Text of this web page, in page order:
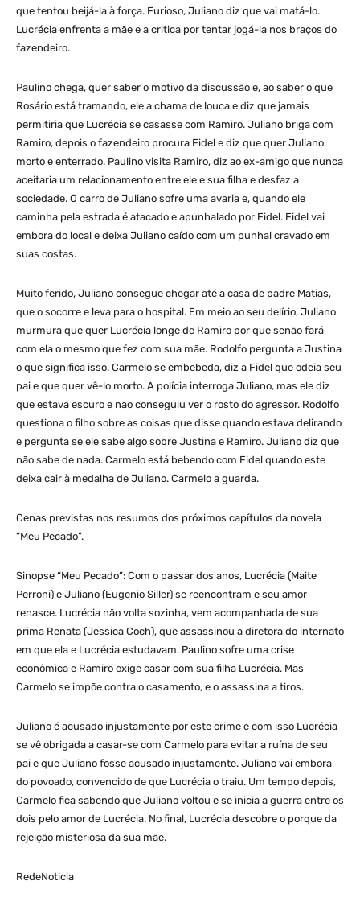
que tentou beijá-la à força. Furioso, Juliano diz que vai matá-lo.
Lucrécia enfrenta a mãe e a critica por tentar jogá-la nos braços do
fazendeiro.
Paulino chega, quer saber o motivo da discussão e, ao saber o que
Rosário está tramando, ele a chama de louca e diz que jamais
permitiria que Lucrécia se casasse com Ramiro. Juliano briga com
Ramiro, depois o fazendeiro procura Fidel e diz que quer Juliano
morto e enterrado. Paulino visita Ramiro, diz ao ex-amigo que nunca
aceitaria um relacionamento entre ele e sua filha e desfaz a
sociedade. O carro de Juliano sofre uma avaria e, quando ele
caminha pela estrada é atacado e apunhalado por Fidel. Fidel vai
embora do local e deixa Juliano caído com um punhal cravado em
suas costas.
Muito ferido, Juliano consegue chegar até a casa de padre Matias,
que o socorre e leva para o hospital. Em meio ao seu delírio, Juliano
murmura que quer Lucrécia longe de Ramiro por que senão fará
com ela o mesmo que fez com sua mãe. Rodolfo pergunta a Justina
o que significa isso. Carmelo se embebeda, diz a Fidel que odeia seu
pai e que quer vê-lo morto. A polícia interroga Juliano, mas ele diz
que estava escuro e não conseguiu ver o rosto do agressor. Rodolfo
questiona o filho sobre as coisas que disse quando estava delirando
e pergunta se ele sabe algo sobre Justina e Ramiro. Juliano diz que
não sabe de nada. Carmelo está bebendo com Fidel quando este
deixa cair à medalha de Juliano. Carmelo a guarda.
Cenas previstas nos resumos dos próximos capítulos da novela
“Meu Pecado”.
Sinopse “Meu Pecado”: Com o passar dos anos, Lucrécia (Maite
Perroni) e Juliano (Eugenio Siller) se reencontram e seu amor
renasce. Lucrécia não volta sozinha, vem acompanhada de sua
prima Renata (Jessica Coch), que assassinou a diretora do internato
em que ela e Lucrécia estudavam. Paulino sofre uma crise
econômica e Ramiro exige casar com sua filha Lucrécia. Mas
Carmelo se impõe contra o casamento, e o assassina a tiros.
Juliano é acusado injustamente por este crime e com isso Lucrécia
se vê obrigada a casar-se com Carmelo para evitar a ruína de seu
pai e que Juliano fosse acusado injustamente. Juliano vai embora
do povoado, convencido de que Lucrécia o traiu. Um tempo depois,
Carmelo fica sabendo que Juliano voltou e se inicia a guerra entre os
dois pelo amor de Lucrécia. No final, Lucrécia descobre o porque da
rejeição misteriosa da sua mãe.
RedeNoticia